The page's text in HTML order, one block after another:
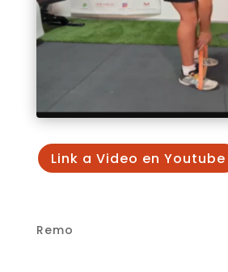
Link a Video en Youtube
Remo